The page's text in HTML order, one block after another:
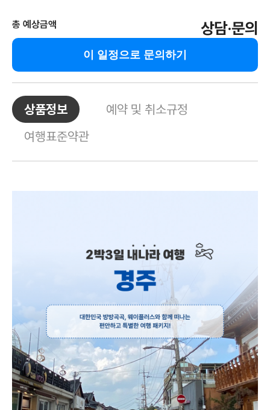
총 예상금액 상담·문의
이 일정으로 문의하기
상품정보
예약 및 취소규정
여행표준약관